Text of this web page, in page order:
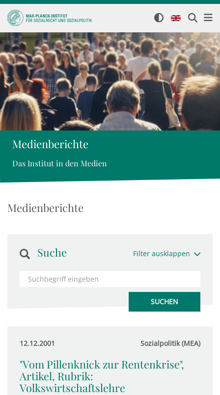
Medienberichte
Das Institut in den Medien
Medienberichte
Suche Filter ausklappen
12.12.2001 Sozialpolitik (MEA)
"Vom Pillenknick zur Rentenkrise",
Artikel, Rubrik:
Volkswirtschaftslehre